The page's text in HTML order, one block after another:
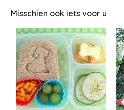
Misschien ook iets voor u